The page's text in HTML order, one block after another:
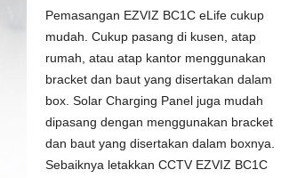
Pemasangan EZVIZ BC1C eLife cukup
mudah. Cukup pasang di kusen, atap
rumah, atau atap kantor menggunakan
bracket dan baut yang disertakan dalam
box. Solar Charging Panel juga mudah
dipasang dengan menggunakan bracket
dan baut yang disertakan dalam boxnya.
Sebaiknya letakkan CCTV EZVIZ BC1C